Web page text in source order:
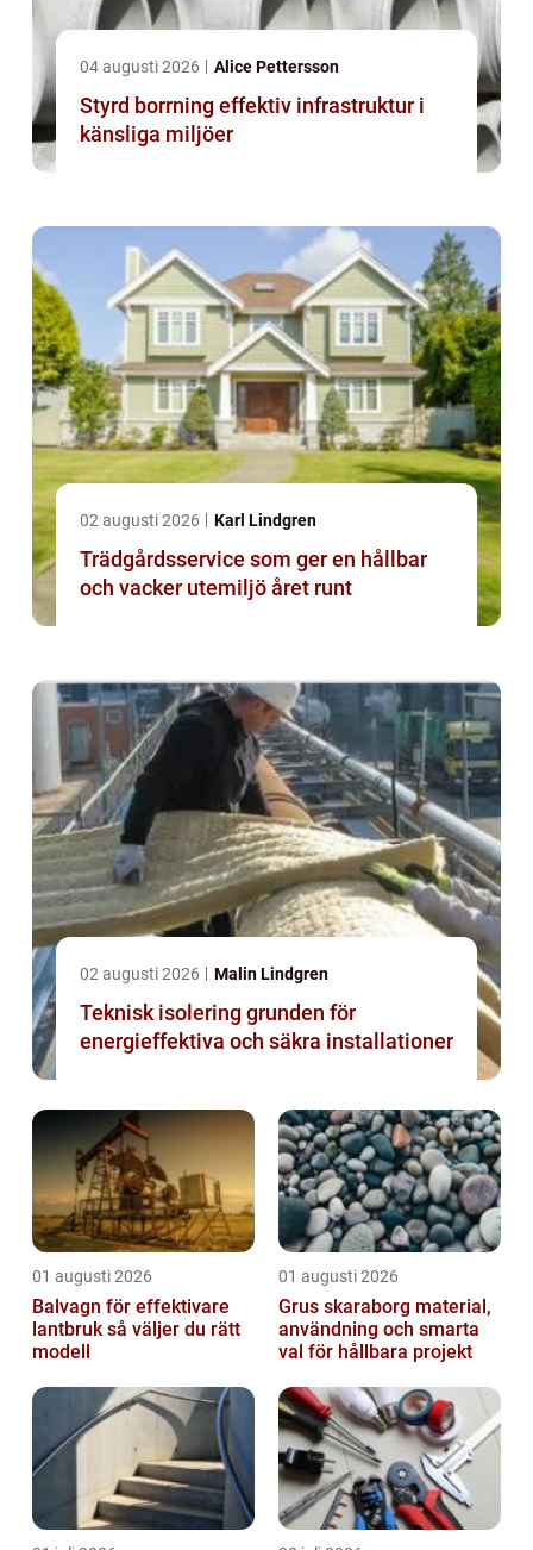
04 augusti 2026 Alice Pettersson
Styrd borrning effektiv infrastruktur i
känsliga miljöer
02 augusti 2026 Karl Lindgren
Trädgårdsservice som ger en hållbar
och vacker utemiljö året runt
02 augusti 2026 Malin Lindgren
Teknisk isolering grunden för
energieffektiva och säkra installationer
01 augusti 2026
Balvagn för effektivare
lantbruk så väljer du rätt
modell
01 augusti 2026
Grus skaraborg material,
användning och smarta
val för hållbara projekt